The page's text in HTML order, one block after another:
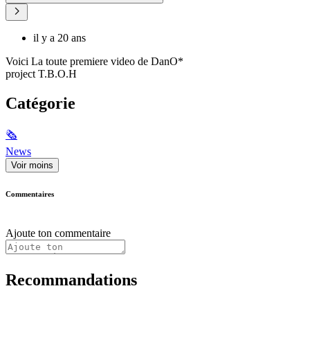
il y a 20 ans
Voici La toute premiere video de DanO*
project T.B.O.H
Catégorie
🗞
News
Voir moins
Commentaires
Ajoute ton commentaire
Recommandations